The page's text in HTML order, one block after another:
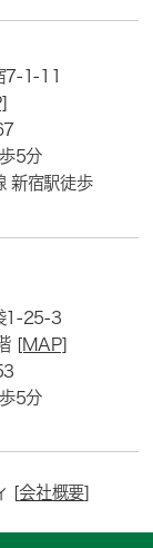
7-1-11
5分
新宿駅徒歩
1-25-3
[MAP]
5分
[会社概要]